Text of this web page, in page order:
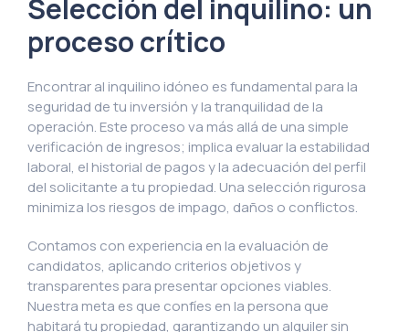
Selección del inquilino: un
proceso crítico
Encontrar al inquilino idóneo es fundamental para la
seguridad de tu inversión y la tranquilidad de la
operación. Este proceso va más allá de una simple
verificación de ingresos; implica evaluar la estabilidad
laboral, el historial de pagos y la adecuación del perfil
del solicitante a tu propiedad. Una selección rigurosa
minimiza los riesgos de impago, daños o conflictos.
Contamos con experiencia en la evaluación de
candidatos, aplicando criterios objetivos y
transparentes para presentar opciones viables.
Nuestra meta es que confíes en la persona que
habitará tu propiedad, garantizando un alquiler sin